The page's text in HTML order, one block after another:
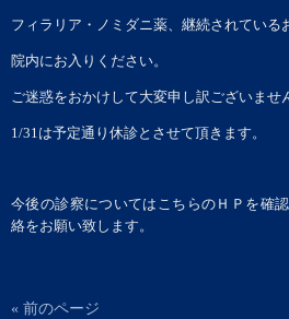
フィラリア・ノミダニ薬、継続されている
院内にお入りください。
ご迷惑をおかけして大変申し訳ございませ
1/31は予定通り休診とさせて頂きます。
今後の診察についてはこちらのＨＰを確
絡をお願い致します。
« 前のページ